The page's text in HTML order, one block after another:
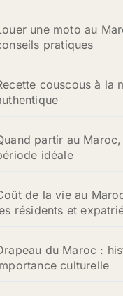
une moto au
pratiques
couscous à la
partir au
idéale
de la vie au
résidents et
du Maroc :
culturelle